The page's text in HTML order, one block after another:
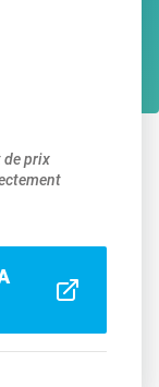
de prix